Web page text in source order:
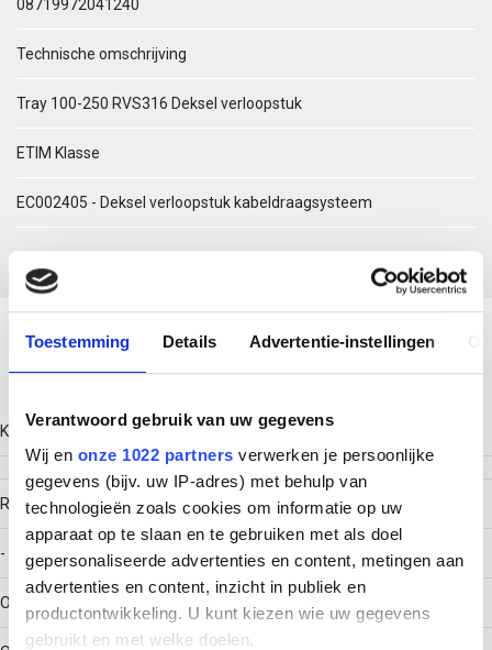
Toestemming Details Advertentie-instellingen
Verantwoord gebruik van uw gegevens
Wij en onze 1022 partners verwerken je persoonlijke
gegevens (bijv. uw IP-adres) met behulp van
technologieën zoals cookies om informatie op uw
apparaat op te slaan en te gebruiken met als doel
gepersonaliseerde advertenties en content, metingen aan
advertenties en content, inzicht in publiek en
productontwikkeling. U kunt kiezen wie uw gegevens
gebruikt en met welke doelen.
08719972041240
Technische omschrijving
Tray 100-250 RVS316 Deksel verloopstuk
ETIM Klasse
EC002405 - Deksel verloopstuk kabeldraagsysteem
Download productsheet
Technische gegevens
Kleur
RAL-nummer
-
Oppervlaktebescherming